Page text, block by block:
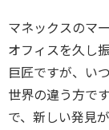
マネックスのマ
オフィスを久し
巨匠ですが、い
世界の違う方で
で、新しい発見